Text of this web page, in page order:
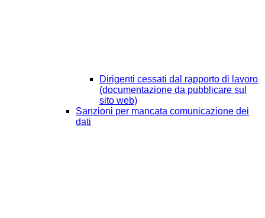
Dirigenti cessati dal rapporto di lavoro
(documentazione da pubblicare sul
sito web)
Sanzioni per mancata comunicazione dei
dati